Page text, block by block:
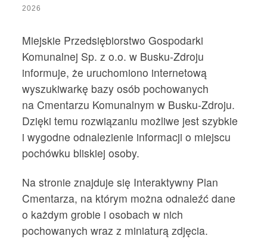
2026
Miejskie Przedsiębiorstwo Gospodarki
Komunalnej Sp. z o.o. w Busku-Zdroju
informuje, że uruchomiono internetową
wyszukiwarkę bazy osób pochowanych
na Cmentarzu Komunalnym w Busku-Zdroju.
Dzięki temu rozwiązaniu możliwe jest szybkie
i wygodne odnalezienie informacji o miejscu
pochówku bliskiej osoby.
Na stronie znajduje się Interaktywny Plan
Cmentarza, na którym można odnaleźć dane
o każdym grobie i osobach w nich
pochowanych wraz z miniaturą zdjęcia.